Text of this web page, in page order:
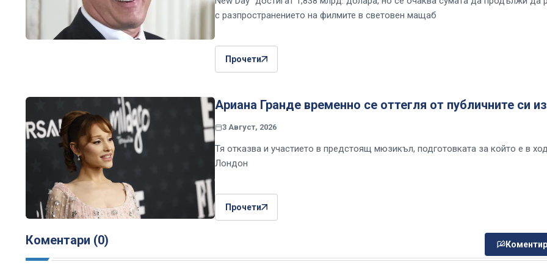
с разпространението на филмите в световен мащаб
Прочети
Ариана Гранде временно се оттегля от публичните си
3 Август, 2026
Тя отказва и участието в предстоящ мюзикъл, подготовката за който е в
Лондон
Прочети
Коментари (0)